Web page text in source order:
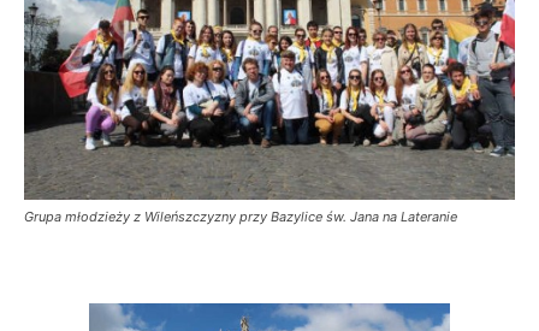
Grupa młodzieży z Wileńszczyzny przy Bazylice św. Jana na Lateranie